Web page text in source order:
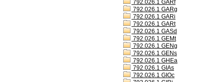
792.026.1 GARf
792.026.1 GARg
792.026.1 GARi
792.026.1 GARt
792.026.1 GASd
792.026.1 GEMt
792.026.1 GENg
792.026.1 GENs
792.026.1 GHEa
792.026.1 GIAs
792.026.1 GIOc